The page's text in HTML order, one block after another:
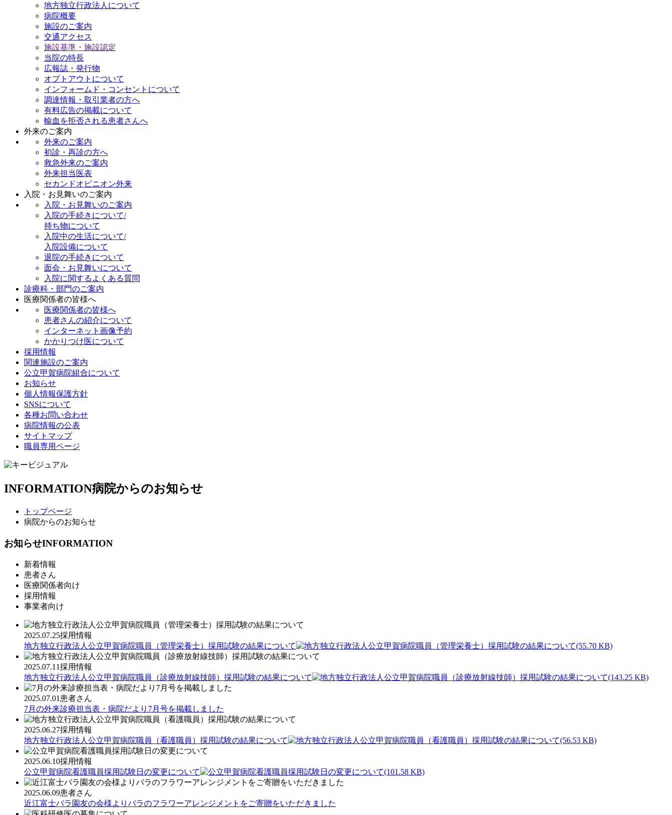
地方独立行政法人について
病院概要
施設のご案内
交通アクセス
施設基準・施設認定
当院の特長
広報誌・発行物
オプトアウトについて
インフォームド・コンセントについて
調達情報・取引業者の方へ
有料広告の掲載について
輸血を拒否される患者さんへ
外来のご案内
外来のご案内
初診・再診の方へ
救急外来のご案内
外来担当医表
セカンドオピニオン外来
入院・お見舞いのご案内
入院・お見舞いのご案内
入院の手続きについて/
持ち物について
入院中の生活について/
入院設備について
退院の手続きについて
面会・お見舞いについて
入院に関するよくある質問
診療科・部門のご案内
医療関係者の皆様へ
医療関係者の皆様へ
患者さんの紹介について
インターネット画像予約
かかりつけ医について
採用情報
関連施設のご案内
公立甲賀病院組合について
お知らせ
個人情報保護方針
SNSについて
各種お問い合わせ
病院情報の公表
サイトマップ
職員専用ページ
INFORMATION病院からのお知らせ
トップページ
病院からのお知らせ
お知らせINFORMATION
新着情報
患者さん
医療関係者向け
採用情報
事業者向け
2025.07.25採用情報
地方独立行政法人公立甲賀病院職員（管理栄養士）採用試験の結果について
(55.70 KB)
2025.07.11採用情報
地方独立行政法人公立甲賀病院職員（診療放射線技師）採用試験の結果について
(143.25 KB)
2025.07.01 患者さん
7月の外来診療担当表・病院だより7月号を掲載しました
2025.06.27採用情報
地方独立行政法人公立甲賀病院職員（看護職員）採用試験の結果について
(56.53 KB)
2025.06.10採用情報
公立甲賀病院看護職員採用試験日の変更について
(101.58 KB)
2025.06.09患者さん
近江富士バラ園友の会様よりバラのフラワーアレンジメントをご寄贈をいただきました